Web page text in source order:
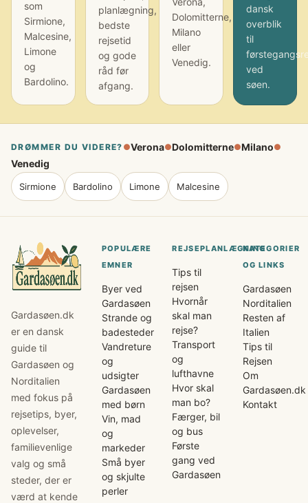
som
Sirmione,
Malcesine,
Limone
og
Bardolino.
planlægning,
bedste
rejsetid
og gode
råd før
afgang.
Dolomitterne,
Milano
eller
Venedig.
dansk
overblik
til
ved
søen.
DRØMMER DU VIDERE? ●Verona●Dolomitterne●Milano●
Venedig
Sirmione Bardolino Limone Malcesine
Gardasøen.dk
er en dansk
guide til
Gardasøen og
Norditalien
med fokus på
rejsetips, byer,
oplevelser,
familievenlige
valg og små
steder, der er
værd at kende
POPULÆRE
EMNER
Byer ved
Gardasøen
Strande og
badesteder
Vandreture
og
udsigter
Gardasøen
med børn
Vin, mad
og
markeder
Små byer
og skjulte
perler
REJSEPLANLÆGNING
Tips til
rejsen
Hvornår
skal man
rejse?
Transport
og
lufthavne
Hvor skal
man bo?
Færger, bil
og bus
Første
gang ved
Gardasøen
KATEGORIER
OG LINKS
Gardasøen
Norditalien
Resten af
Italien
Tips til
Rejsen
Om
Gardasøen.dk
Kontakt